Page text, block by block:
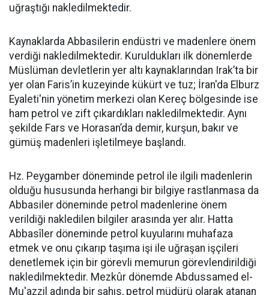
uğraştığı nakledilmektedir.
Kaynaklarda Abbasilerin endüstri ve madenlere önem
verdiği nakledilmektedir. Kuruldukları ilk dönemlerde
Müslüman devletlerin yer altı kaynaklarından Irak’ta bir
yer olan Faris’in kuzeyinde kükürt ve tuz; İran'da Elburz
Eyaleti'nin yönetim merkezi olan Kereç bölgesinde ise
ham petrol ve zift çıkardıkları nakledilmektedir. Aynı
şekilde Fars ve Horasan’da demir, kurşun, bakır ve
gümüş madenleri işletilmeye başlandı.
Hz. Peygamber döneminde petrol ile ilgili madenlerin
olduğu hususunda herhangi bir bilgiye rastlanmasa da
Abbasiler döneminde petrol madenlerine önem
verildiği nakledilen bilgiler arasında yer alır. Hatta
Abbasîler döneminde petrol kuyularını muhafaza
etmek ve onu çıkarıp taşıma işi ile uğraşan işçileri
denetlemek için bir görevli memurun görevlendirildiği
nakledilmektedir. Mezkûr dönemde Abdussamed el-
Mu'azzil adında bir şahıs, petrol müdürü olarak atanan